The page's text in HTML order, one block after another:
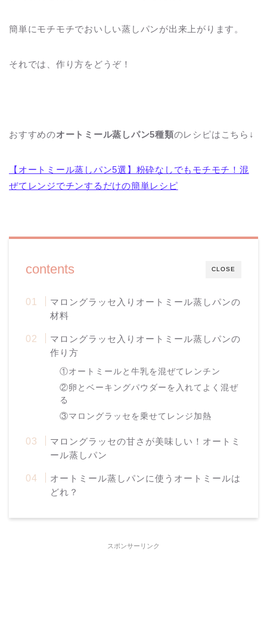
簡単にモチモチでおいしい蒸しパンが出来上がります。
それでは、作り方をどうぞ！
おすすめのオートミール蒸しパン5種類のレシピはこちら↓
【オートミール蒸しパン5選】粉砕なしでもモチモチ！混
ぜてレンジでチンするだけの簡単レシピ
CLOSE
contents
マロングラッセ入りオートミール蒸しパンの
材料
マロングラッセ入りオートミール蒸しパンの
作り方
①オートミールと牛乳を混ぜてレンチン
②卵とベーキングパウダーを入れてよく混ぜ
る
③マロングラッセを乗せてレンジ加熱
マロングラッセの甘さが美味しい！オートミ
ール蒸しパン
オートミール蒸しパンに使うオートミールは
どれ？
スポンサーリンク